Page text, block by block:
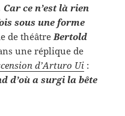
ce n’est là rien
sous une forme
de théâtre Bertold
une réplique de
d’Arturo Ui :
d’où a surgi la bête